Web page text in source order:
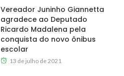
Vereador Juninho Giannetta
agradece ao Deputado
Ricardo Madalena pela
conquista do novo ônibus
escolar
13 de julho de 2021